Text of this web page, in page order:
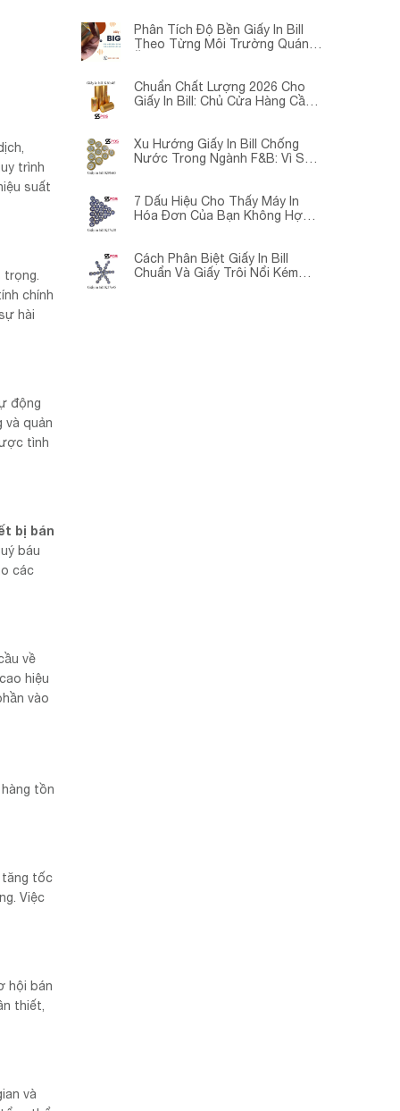
trình
suất
chính
hài
động
và quản
tình
bị bán
báu
các
về
hiệu
vào
tồn
tăng tốc
Việc
hội bán
thiết,
và
Phân Tích Độ Bền Giấy In Bill
Theo Từng Môi Trường Quán
Chuẩn Chất Lượng 2026 Cho
Giấy In Bill: Chủ Cửa Hàng Cần
Xu Hướng Giấy In Bill Chống
Nước Trong Ngành F&B: Vì Sao
7 Dấu Hiệu Cho Thấy Máy In
Hóa Đơn Của Bạn Không Hợp
Cách Phân Biệt Giấy In Bill
Chuẩn Và Giấy Trôi Nổi Kém